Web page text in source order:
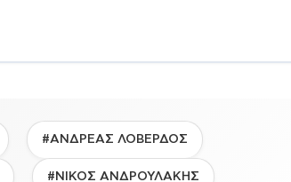
#ΑΝΔΡΕΑΣ ΛΟΒΕΡΔΟΣ
#ΝΙΚΟΣ ΑΝΔΡΟΥΛΑΚΗΣ